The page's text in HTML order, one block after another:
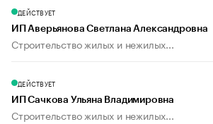
ДЕЙСТВУЕТ
ИП Аверьянова Светлана Александровна
Строительство жилых и нежилых...
ДЕЙСТВУЕТ
ИП Сачкова Ульяна Владимировна
Строительство жилых и нежилых...